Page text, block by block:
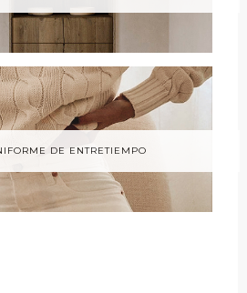
DE ENTRETIEMPO